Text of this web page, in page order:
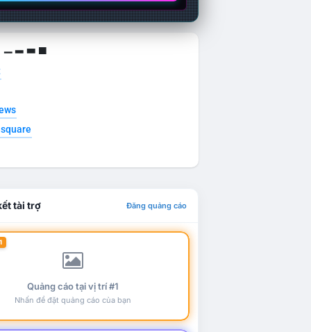
▁ ▂ ▃ ▄
tài trợ Đăng quảng cáo
Quảng cáo tại vị trí #1
Nhấn để đặt quảng cáo của bạn